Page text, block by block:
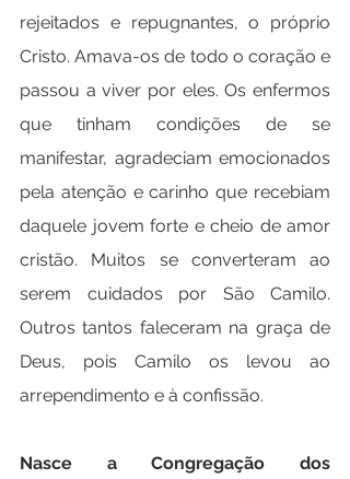
rejeitados e repugnantes, o próprio
Cristo. Amava-os de todo o coração e
passou a viver por eles. Os enfermos
que tinham condições de se
manifestar, agradeciam emocionados
pela atenção e carinho que recebiam
daquele jovem forte e cheio de amor
cristão. Muitos se converteram ao
serem cuidados por São Camilo.
Outros tantos faleceram na graça de
Deus, pois Camilo os levou ao
arrependimento e à confissão.
Nasce a Congregação dos